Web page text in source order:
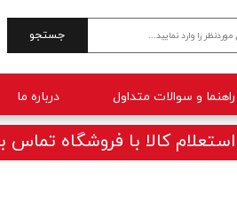
جستجو
راهنما و سوالات متداول درباره ما
کالا با فروشگاه تماس بگیرید